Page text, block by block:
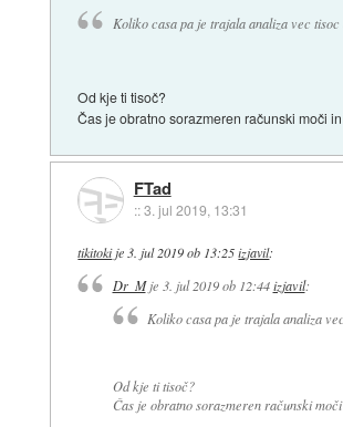
Koliko casa pa je trajala analiza vec
Od kje ti tisoč?
Čas je obratno sorazmeren računski moči
FTad
::3. jul 2019, 13:31
tikitokije 3. jul 2019 ob 13:25 izjavil:
Dr_Mje 3. jul 2019 ob 12:44 izjavil:
Koliko casa pa je trajala analiza
Od kje ti tisoč?
Čas je obratno sorazmeren računski